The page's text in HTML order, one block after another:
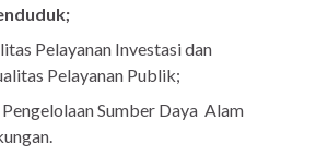
Pelayanan Investasi dan
Pelayanan Publik;
Sumber Daya Alam